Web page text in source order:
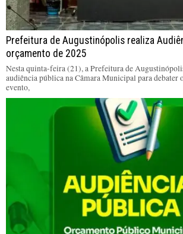
Prefeitura de Augustinópolis realiza
orçamento de 2025
Nesta quinta-feira (21), a Prefeitura de
audiência pública na Câmara Municipal para debater
evento,